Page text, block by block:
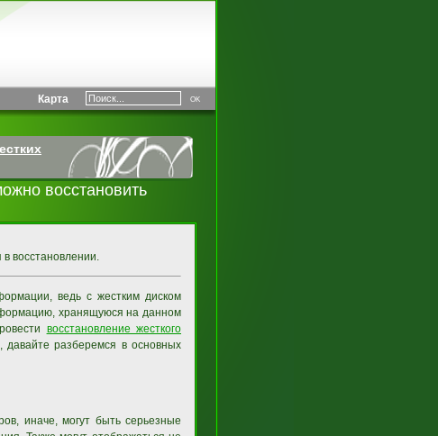
Карта
восстановить
восстановлении.
ведь с жестким диском
хранящуюся на данном
восстановление жесткого
разберемся в основных
иначе, могут быть серьезные